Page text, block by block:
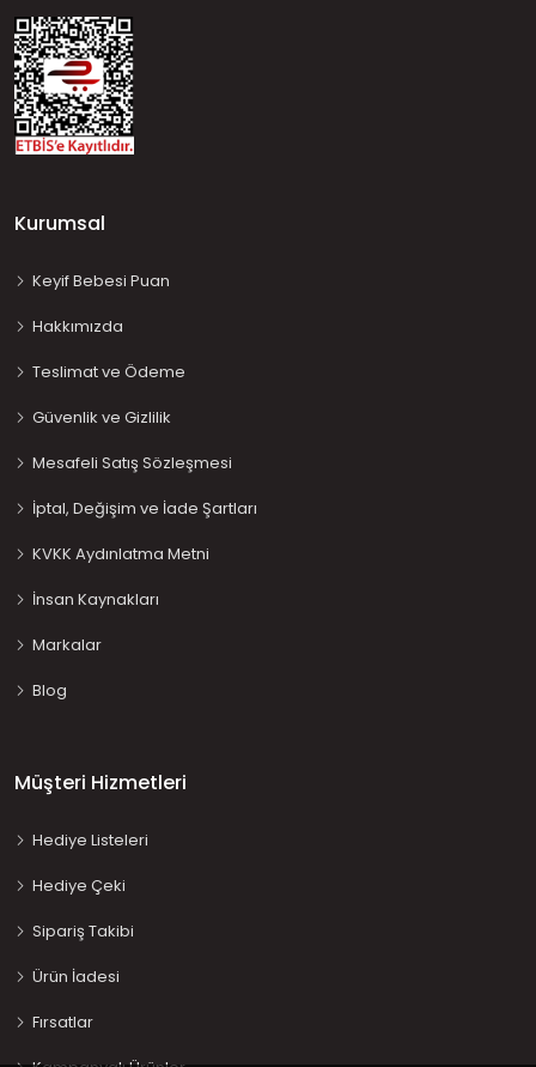
Kurumsal
Keyif Bebesi Puan
Hakkımızda
Teslimat ve Ödeme
Güvenlik ve Gizlilik
Mesafeli Satış Sözleşmesi
İptal, Değişim ve İade Şartları
KVKK Aydınlatma Metni
İnsan Kaynakları
Markalar
Blog
Müşteri Hizmetleri
Hediye Listeleri
Hediye Çeki
Sipariş Takibi
Ürün İadesi
Fırsatlar